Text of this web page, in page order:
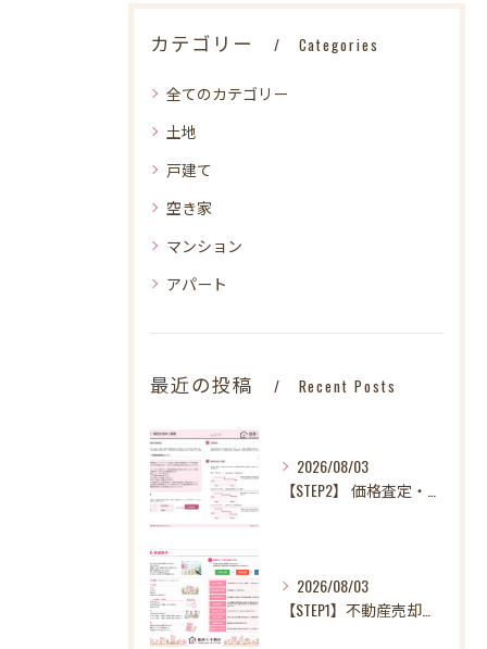
カテゴリー Categories
全てのカテゴリー
土地
戸建て
空き家
マンション
アパート
最近の投稿 Recent Posts
2026/08/03
2026/08/03